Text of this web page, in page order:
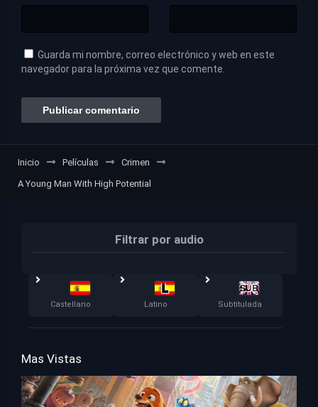
Guarda mi nombre, correo electrónico y web en este
navegador para la próxima vez que comente.
Inicio Películas
Crimen
A Young Man With High Potential
Filtrar por audio
Castellano Latino Subtitulada
Mas Vistas